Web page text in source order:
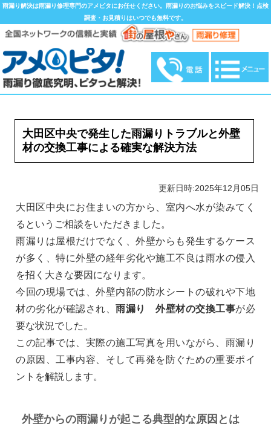
雨漏り解決は雨漏り修理専門のアメピタにお任せください。雨漏りのお悩みをスピード解決！点検
調査・お見積りはいつでも無料です。
大田区中央で発生した雨漏りトラブルと外壁
材の交換工事による確実な解決方法
更新日時:2025年12月05日
大田区中央にお住まいの方から、室内へ水が染みてく
るというご相談をいただきました。
雨漏りは屋根だけでなく、外壁からも発生するケース
が多く、特に外壁の経年劣化や施工不良は雨水の侵入
を招く大きな要因になります。
今回の現場では、外壁内部の防水シートの破れや下地
材の劣化が確認され、雨漏り 外壁材の交換工事が必
要な状況でした。
この記事では、実際の施工写真を用いながら、雨漏り
の原因、工事内容、そして再発を防ぐための重要ポイ
ントを解説します。
外壁からの雨漏りが起こる典型的な原因とは